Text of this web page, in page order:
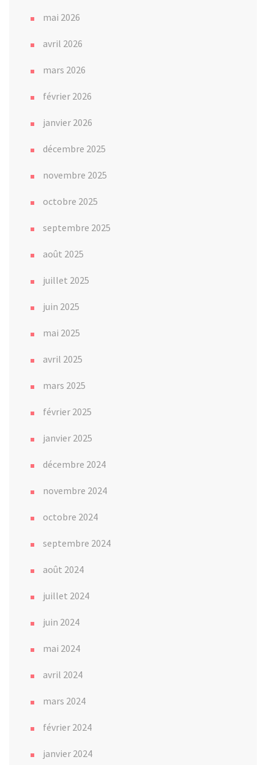
mai 2026
avril 2026
mars 2026
février 2026
janvier 2026
décembre 2025
novembre 2025
octobre 2025
septembre 2025
août 2025
juillet 2025
juin 2025
mai 2025
avril 2025
mars 2025
février 2025
janvier 2025
décembre 2024
novembre 2024
octobre 2024
septembre 2024
août 2024
juillet 2024
juin 2024
mai 2024
avril 2024
mars 2024
février 2024
janvier 2024